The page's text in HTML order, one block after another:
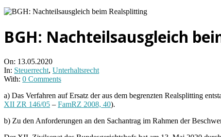
BGH: Nachteilsausgleich
On: 13.05.2020
In: Steuerrecht, Unterhaltsrecht
With: 0 Comments
a) Das Verfahren auf Ersatz der aus dem begrenzten Realsplitting
XII ZR 146/05 – FamRZ 2008, 40).
b) Zu den Anforderungen an den Sachantrag im Rahmen der